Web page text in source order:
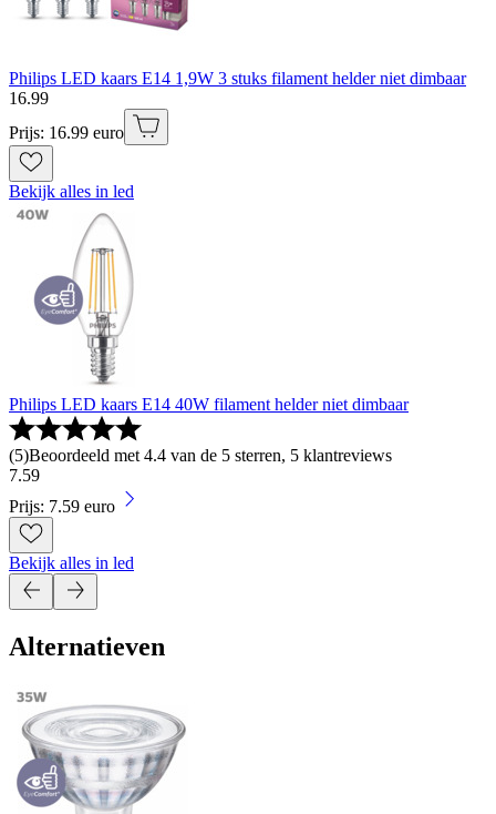
Philips LED kaars E14 1,9W 3 stuks filament helder niet dimbaar
16.99
Prijs: 16.99 euro
Bekijk alles in led
Philips LED kaars E14 40W filament helder niet dimbaar
(5)Beoordeeld met 4.4 van de 5 sterren, 5 klantreviews
7.59
Prijs: 7.59 euro
Bekijk alles in led
Alternatieven